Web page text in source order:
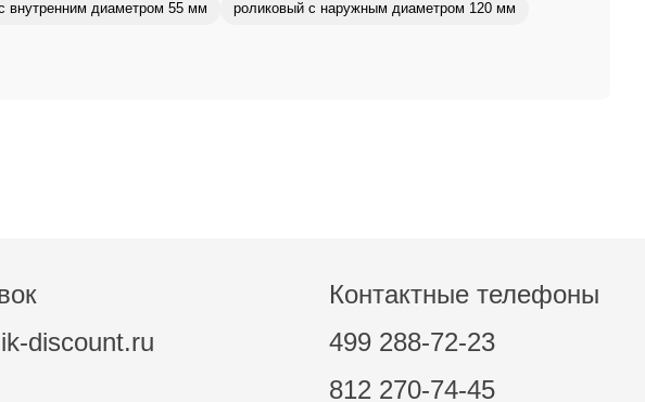
внутренним диаметром 55 мм роликовый с наружным диаметром 120 мм
discount.ru
Контактные телефоны
499 288-72-23
812 270-74-45